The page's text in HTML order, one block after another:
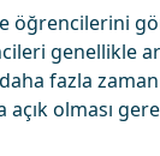
öğrencilerini
genellikle
fazla
açık olması